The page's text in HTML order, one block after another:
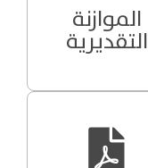
الموازنة
التقديرية